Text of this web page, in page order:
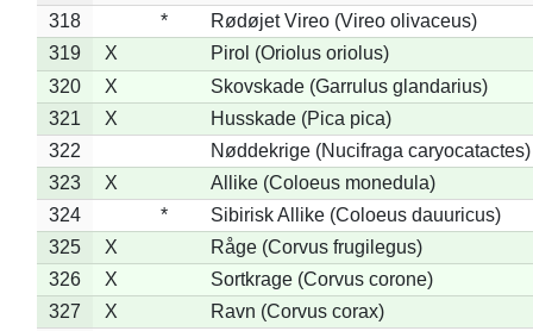
318
*
Rødøjet Vireo (Vireo olivaceus)
319
X
Pirol (Oriolus oriolus)
320
X
Skovskade (Garrulus glandarius)
321
X
Husskade (Pica pica)
322
Nøddekrige (Nucifraga caryocatactes)
323
X
Allike (Coloeus monedula)
324
*
Sibirisk Allike (Coloeus dauuricus)
325
X
Råge (Corvus frugilegus)
326
X
Sortkrage (Corvus corone)
327
X
Ravn (Corvus corax)